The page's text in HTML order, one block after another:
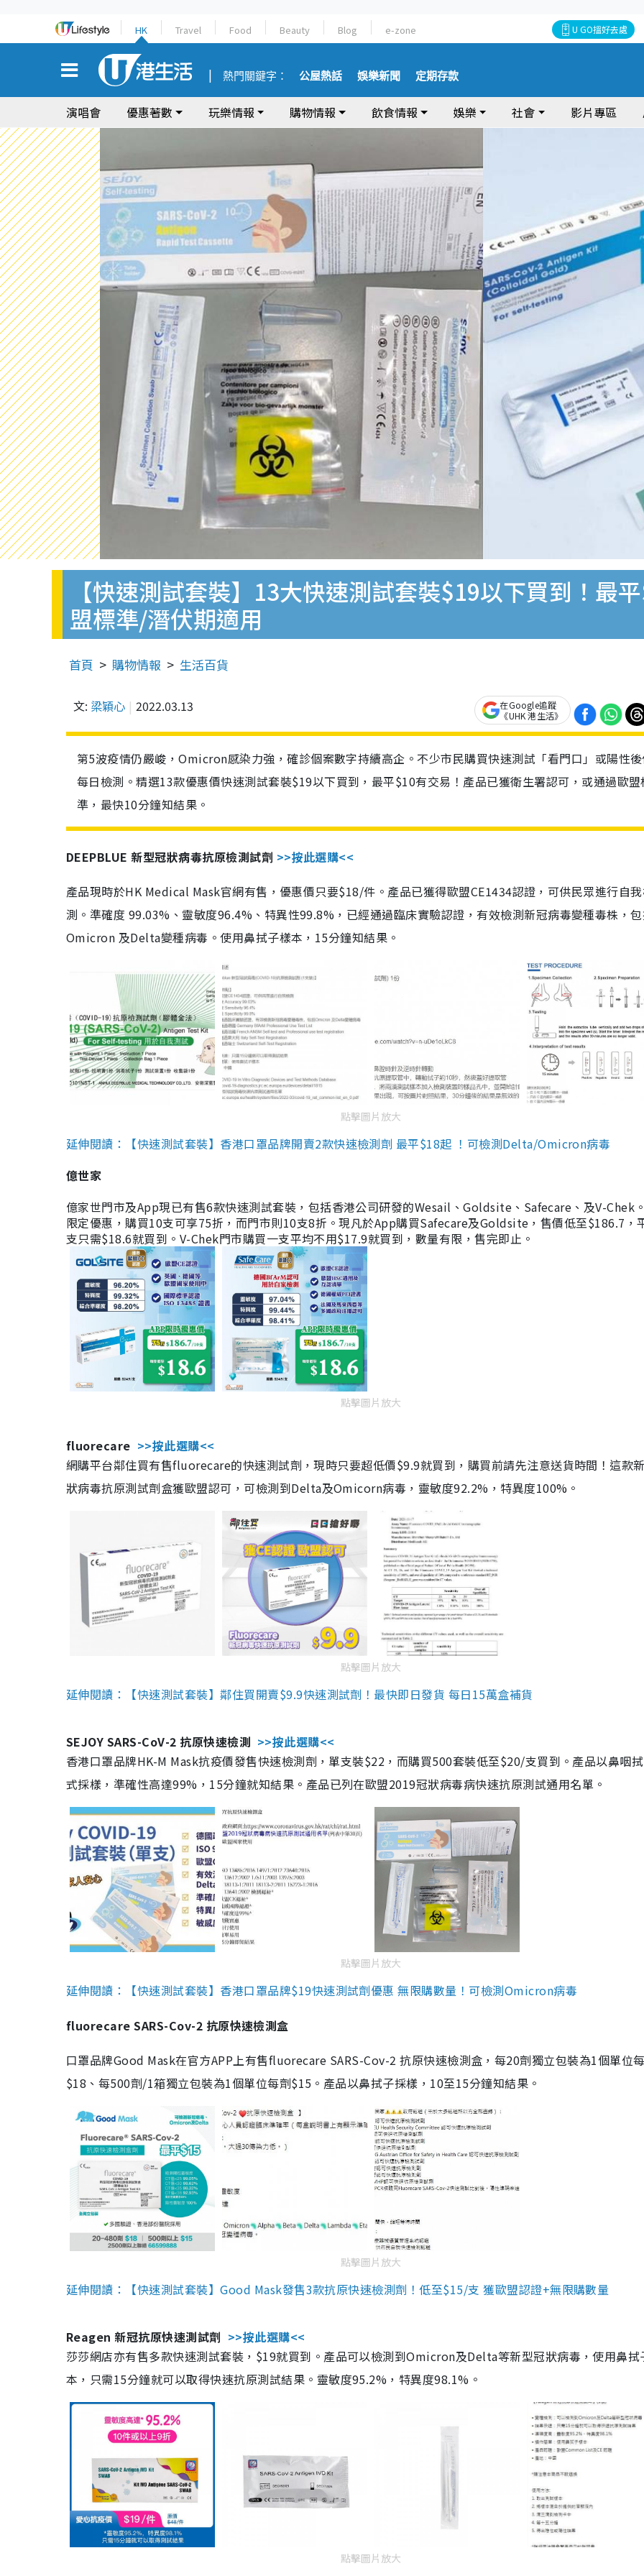
HK Travel Food Beauty Blog e-zone U GO搵好去處
熱門關鍵字： 公屋熱話 娛樂新聞 定期存款
演唱會 優惠著數 玩樂情報 購物情報 飲食情報 娛樂 社會 影片專區
【快速測試套裝】13大快速測試套裝$19以下買到！最
盟標準/潛伏期適用
首頁 購物情報 生活百貨
文: 梁穎心 2022.03.13
在Google追蹤
《UHK 港生活》
第5波疫情仍嚴峻，Omicron感染力強，確診個案數字持續高企。不少市民購買快速測試「看門口」或陽性
每日檢測。精選13款優惠價快速測試套裝$19以下買到，最平$10有交易！產品已獲衛生署認可，或通過歐盟
準，最快10分鐘知結果。
DEEPBLUE 新型冠狀病毒抗原檢測試劑 >>按此選購<<
產品現時於HK Medical Mask官網有售，優惠價只要$18/件。產品已獲得歐盟CE1434認證，可供民眾進行自
測。準確度 99.03%、靈敏度96.4%、特異性99.8%，已經通過臨床實驗認證，有效檢測新冠病毒變種毒株，
Omicron 及Delta變種病毒。使用鼻拭子樣本，15分鐘知結果。
點擊圖片放大
延伸閱讀：【快速測試套裝】香港口罩品牌開賣2款快速檢測劑 最平$18起 ！可檢測Delta/Omicron病毒
億世家
億家世門市及App現已有售6款快速測試套裝，包括香港公司研發的Wesail、Goldsite、Safecare、及V-Chek
限定優惠，購買10支可享75折，而門市則10支8折。現凡於App購買Safecare及Goldsite，售價低至$186.7，
支只需$18.6就買到。V-Chek門市購買一支平均不用$17.9就買到，數量有限，售完即止。
點擊圖片放大
fluorecare >>按此選購<<
網購平台鄰住買有售fluorecare的快速測試劑，現時只要超低價$9.9就買到，購買前請先注意送貨時間！這款
狀病毒抗原測試劑盒獲歐盟認可，可檢測到Delta及Omicorn病毒，靈敏度92.2%，特異度100%。
點擊圖片放大
延伸閱讀：【快速測試套裝】鄰住買開賣$9.9快速測試劑！最快即日發貨 每日15萬盒補貨
SEJOY SARS-CoV-2 抗原快速檢測 >>按此選購<<
香港口罩品牌HK-M Mask抗疫價發售快速檢測劑，單支裝$22，而購買500套裝低至$20/支買到。產品以鼻咽
式採樣，準確性高達99%，15分鐘就知結果。產品已列在歐盟2019冠狀病毒病快速抗原測試通用名單。
點擊圖片放大
延伸閱讀：【快速測試套裝】香港口罩品牌$19快速測試劑優惠 無限購數量！可檢測Omicron病毒
fluorecare SARS-Cov-2 抗原快速檢測盒
口罩品牌Good Mask在官方APP上有售fluorecare SARS-Cov-2 抗原快速檢測盒，每20劑獨立包裝為1個單位
$18、每500劑/1箱獨立包裝為1個單位每劑$15。產品以鼻拭子採樣，10至15分鐘知結果。
點擊圖片放大
延伸閱讀：【快速測試套裝】Good Mask發售3款抗原快速檢測劑！低至$15/支 獲歐盟認證+無限購數量
Reagen 新冠抗原快速測試劑 >>按此選購<<
莎莎網店亦有售多款快速測試套裝，$19就買到。產品可以檢測到Omicron及Delta等新型冠狀病毒，使用鼻拭
本，只需15分鐘就可以取得快速抗原測試結果。靈敏度95.2%，特異度98.1%。
點擊圖片放大